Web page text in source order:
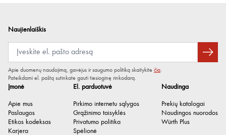
Įmonė
Apie mus
Paslaugos
Etikos kodeksas
Karjera
El. parduotuvė
Pirkimo internetu sąlygos
Grąžinimo taisyklės
Privatumo politika
Spėlionė
Naudinga
Prekių katalogai
Naudingos nuorodos
Würth Plus
Naujienlaiškis
Apie duomenų naudojimą, gavėjus ir saugumo politiką skaitykite čia.
Pateikdami el. paštą sutinkate gauti tiesioginę rinkodarą.